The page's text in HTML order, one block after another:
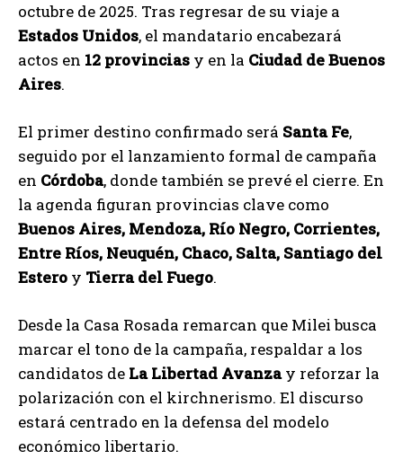
octubre de 2025. Tras regresar de su viaje a
Estados Unidos, el mandatario encabezará
actos en 12 provincias y en la Ciudad de Buenos
Aires.
El primer destino confirmado será Santa Fe,
seguido por el lanzamiento formal de campaña
en Córdoba, donde también se prevé el cierre. En
la agenda figuran provincias clave como
Buenos Aires, Mendoza, Río Negro, Corrientes,
Entre Ríos, Neuquén, Chaco, Salta, Santiago del
Estero y Tierra del Fuego.
Desde la Casa Rosada remarcan que Milei busca
marcar el tono de la campaña, respaldar a los
candidatos de La Libertad Avanzay reforzar la
polarización con el kirchnerismo. El discurso
estará centrado en la defensa del modelo
económico libertario.